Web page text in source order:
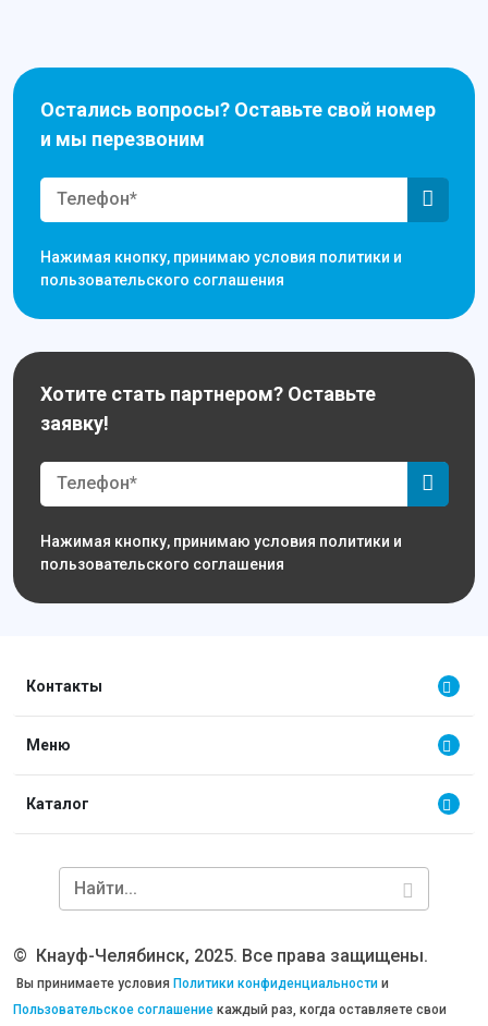
Остались вопросы? Оставьте свой номер
и мы перезвоним
Нажимая кнопку, принимаю условия политики и
пользовательского соглашения
Хотите стать партнером? Оставьте
заявку!
Нажимая кнопку, принимаю условия политики и
пользовательского соглашения
Контакты
Меню
Каталог
© Кнауф-Челябинск, 2025. Все права защищены.
Вы принимаете условия Политики конфиденциальности и
Пользовательское соглашение каждый раз, когда оставляете свои